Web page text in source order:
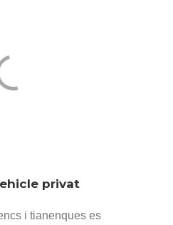
privat
i tianenques es